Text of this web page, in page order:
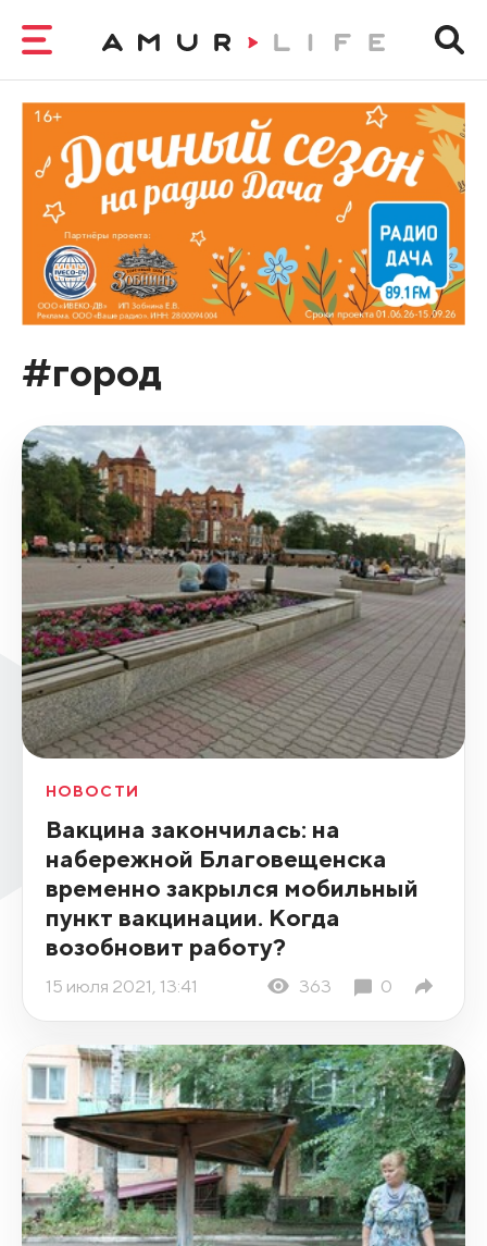
#город
НОВОСТИ
Вакцина закончилась: на
набережной Благовещенска
временно закрылся мобильный
пункт вакцинации. Когда
возобновит работу?
15 июля 2021, 13:41 363 0